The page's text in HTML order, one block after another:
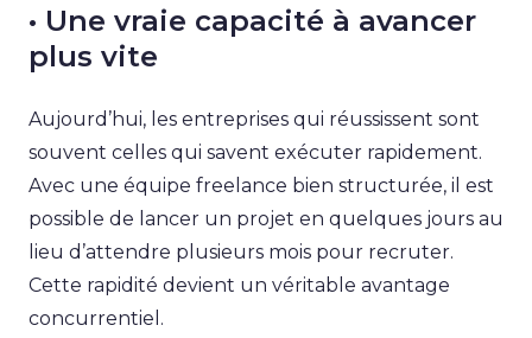
• Une vraie capacité à avancer
plus vite
Aujourd’hui, les entreprises qui réussissent sont
souvent celles qui savent exécuter rapidement.
Avec une équipe freelance bien structurée, il est
possible de lancer un projet en quelques jours au
lieu d’attendre plusieurs mois pour recruter.
Cette rapidité devient un véritable avantage
concurrentiel.